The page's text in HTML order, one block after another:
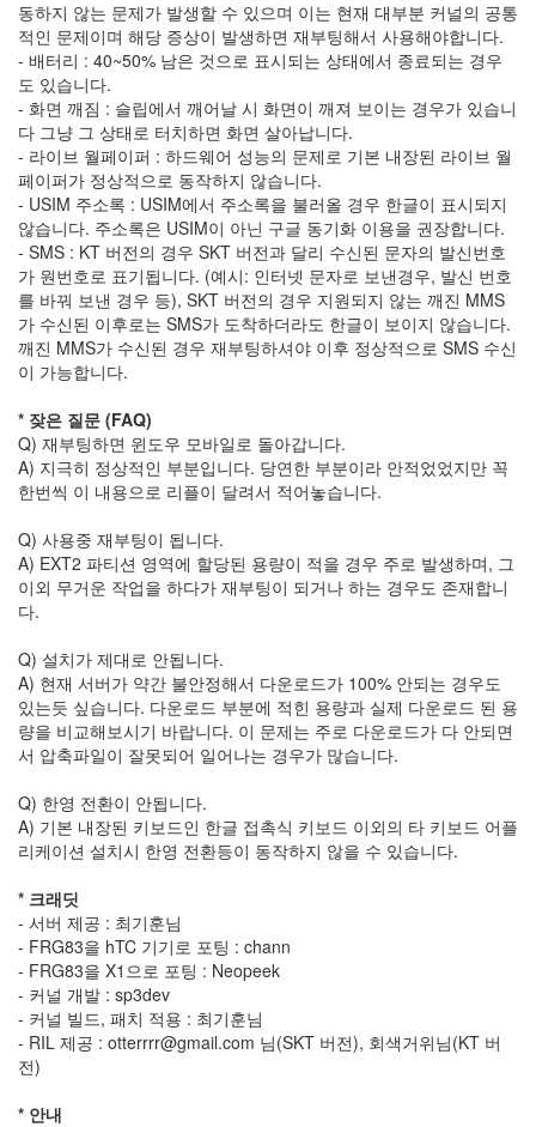
동하지 않는 문제가 발생할 수 있으며 이는 현재 대부분 커널의 공통
적인 문제이며 해당 증상이 발생하면 재부팅해서 사용해야합니다.
- 배터리 : 40~50% 남은 것으로 표시되는 상태에서 종료되는 경우
도 있습니다.
- 화면 깨짐 : 슬립에서 깨어날 시 화면이 깨져 보이는 경우가 있습니
다 그냥 그 상태로 터치하면 화면 살아납니다.
- 라이브 월페이퍼 : 하드웨어 성능의 문제로 기본 내장된 라이브 월
페이퍼가 정상적으로 동작하지 않습니다.
- USIM 주소록 : USIM에서 주소록을 불러올 경우 한글이 표시되지
않습니다. 주소록은 USIM이 아닌 구글 동기화 이용을 권장합니다.
- SMS : KT 버전의 경우 SKT 버전과 달리 수신된 문자의 발신번호
가 원번호로 표기됩니다. (예시: 인터넷 문자로 보낸경우, 발신 번호
를 바꿔 보낸 경우 등), SKT 버전의 경우 지원되지 않는 깨진 MMS
가 수신된 이후로는 SMS가 도착하더라도 한글이 보이지 않습니다.
깨진 MMS가 수신된 경우 재부팅하셔야 이후 정상적으로 SMS 수신
이 가능합니다.
* 잦은 질문 (FAQ)
Q) 재부팅하면 윈도우 모바일로 돌아갑니다.
A) 지극히 정상적인 부분입니다. 당연한 부분이라 안적었었지만 꼭
한번씩 이 내용으로 리플이 달려서 적어놓습니다.
Q) 사용중 재부팅이 됩니다.
A) EXT2 파티션 영역에 할당된 용량이 적을 경우 주로 발생하며, 그
이외 무거운 작업을 하다가 재부팅이 되거나 하는 경우도 존재합니
다.
Q) 설치가 제대로 안됩니다.
A) 현재 서버가 약간 불안정해서 다운로드가 100% 안되는 경우도
있는듯 싶습니다. 다운로드 부분에 적힌 용량과 실제 다운로드 된 용
량을 비교해보시기 바랍니다. 이 문제는 주로 다운로드가 다 안되면
서 압축파일이 잘못되어 일어나는 경우가 많습니다.
Q) 한영 전환이 안됩니다.
A) 기본 내장된 키보드인 한글 접촉식 키보드 이외의 타 키보드 어플
리케이션 설치시 한영 전환등이 동작하지 않을 수 있습니다.
* 크래딧
- 서버 제공 : 최기훈님
- FRG83을 hTC 기기로 포팅 : chann
- FRG83을 X1으로 포팅 : Neopeek
- 커널 개발 : sp3dev
- 커널 빌드, 패치 적용 : 최기훈님
- RIL 제공 : otterrrr@gmail.com 님(SKT 버전), 회색거위님(KT 버
전)
* 안내
지
XE
하
산
랜
드
마
워
선
수
선
발
햅
야
포
항
리
그
연
경
기
이
벤
김
공
항
파
숭
의
아
레
나
티
머